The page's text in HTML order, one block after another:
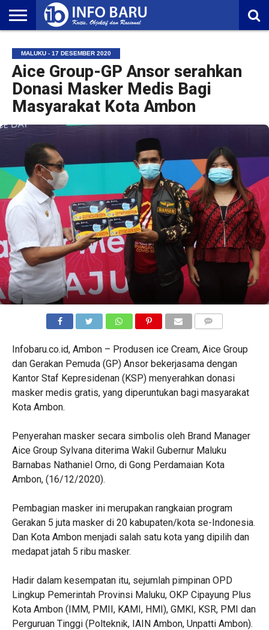
NASIONAL
AMBONIA
MALUKU
EKONOMI
POLITIK
OLAHRAGA
LIFESTYLE
REDAKSI
MALUKU - 17 DESEMBER 2020
Aice Group-GP Ansor serahkan
Donasi Masker Medis Bagi
Masyarakat Kota Ambon
Infobaru.co.id, Ambon – Produsen ice Cream, Aice Group
dan Gerakan Pemuda (GP) Ansor bekerjasama dengan
Kantor Staf Kepresidenan (KSP) menyerahkan donasi
masker medis gratis, yang diperuntukan bagi masyarakat
Kota Ambon.
Penyerahan masker secara simbolis oleh Brand Manager
Aice Group Sylvana diterima Wakil Gubernur Maluku
Barnabas Nathaniel Orno, di Gong Perdamaian Kota
Ambon, (16/12/2020).
Pembagian masker ini merupakan rangkaian program
Gerakan 5 juta masker di 20 kabupaten/kota se-Indonesia.
Dan Kota Ambon menjadi salah satu kota yang dipilih dan
medapat jatah 5 ribu masker.
Hadir dalam kesempatan itu, sejumlah pimpinan OPD
Lingkup Pemerintah Provinsi Maluku, OKP Cipayung Plus
Kota Ambon (IMM, PMII, KAMI, HMI), GMKI, KSR, PMI dan
Perguruan Tinggi (Polteknik, IAIN Ambon, Unpatti Ambon).